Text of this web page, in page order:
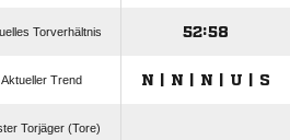
Torverhältnis 52:58
Aktueller Trend N | N | N | U | S
Torjäger (Tore)